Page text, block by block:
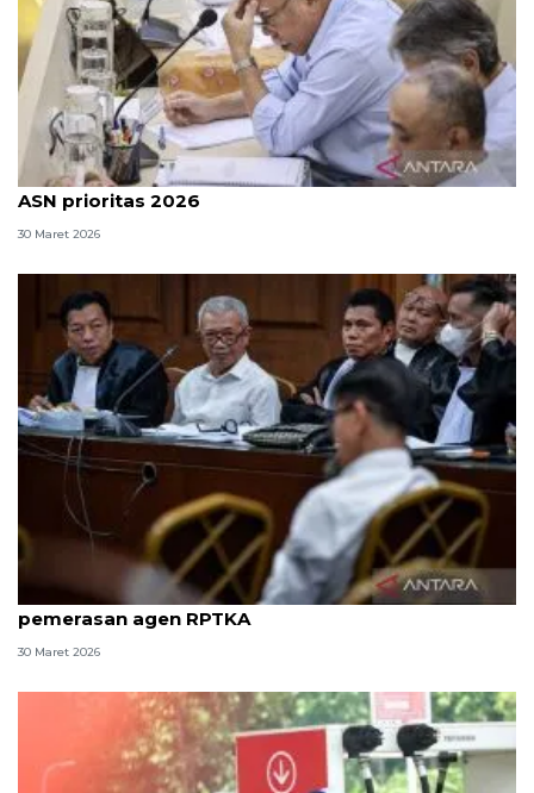
OIKN: Pembangunan kawasan hingga pemindahan
ASN prioritas 2026
30 Maret 2026
8 ASN Kemenaker hadapi sidang tuntutan kasus
pemerasan agen RPTKA
30 Maret 2026